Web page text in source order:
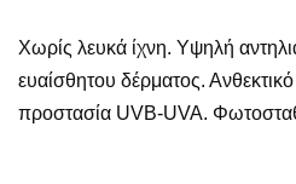
Χωρίς λευκά ίχνη. Υψηλή
ευαίσθητου δέρματος.
προστασία UVB-UVA.